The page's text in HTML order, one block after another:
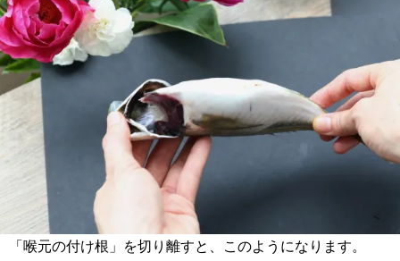
「喉元の付け根」を切り離すと、このようになります。